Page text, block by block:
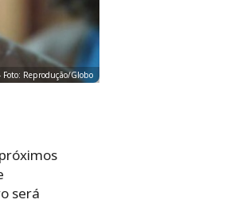
Foto: Reprodução/Globo
será